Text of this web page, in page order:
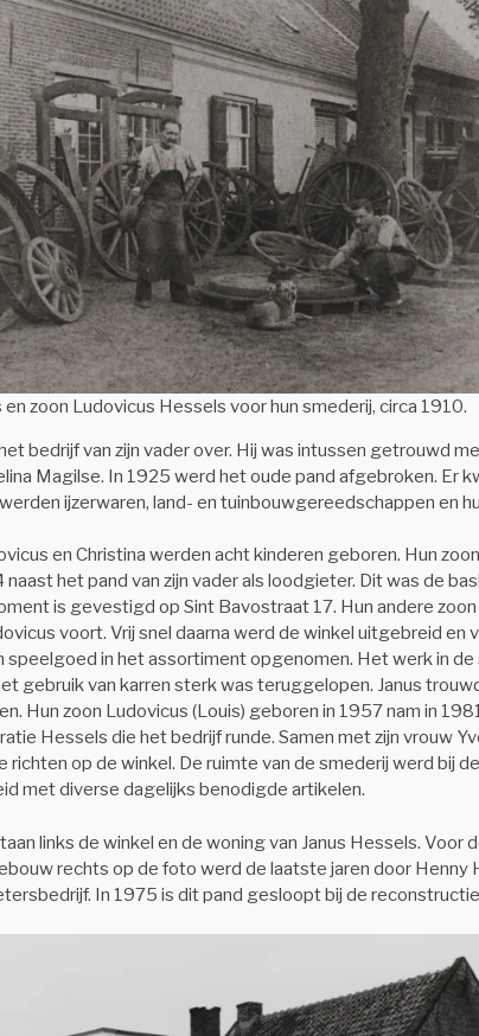
zoon Ludovicus Hessels voor hun smederij, circa 1910.
bedrijf van zijn vader over. Hij was intussen getrouwd
Magilse. In 1925 werd het oude pand afgebroken. Er
ijzerwaren, land- en tuinbouwgereedschappen en
en Christina werden acht kinderen geboren. Hun
het pand van zijn vader als loodgieter. Dit was de
is gevestigd op Sint Bavostraat 17. Hun andere
voort. Vrij snel daarna werd de winkel uitgebreid en
in het assortiment opgenomen. Het werk in
gebruik van karren sterk was teruggelopen. Janus
Hun zoon Ludovicus (Louis) geboren in 1957 nam in
Hessels die het bedrijf runde. Samen met zijn vrouw
richten op de winkel. De ruimte van de smederij werd bij
met diverse dagelijks benodigde artikelen.
links de winkel en de woning van Janus Hessels. Voor
rechts op de foto werd de laatste jaren door Henny
In 1975 is dit pand gesloopt bij de